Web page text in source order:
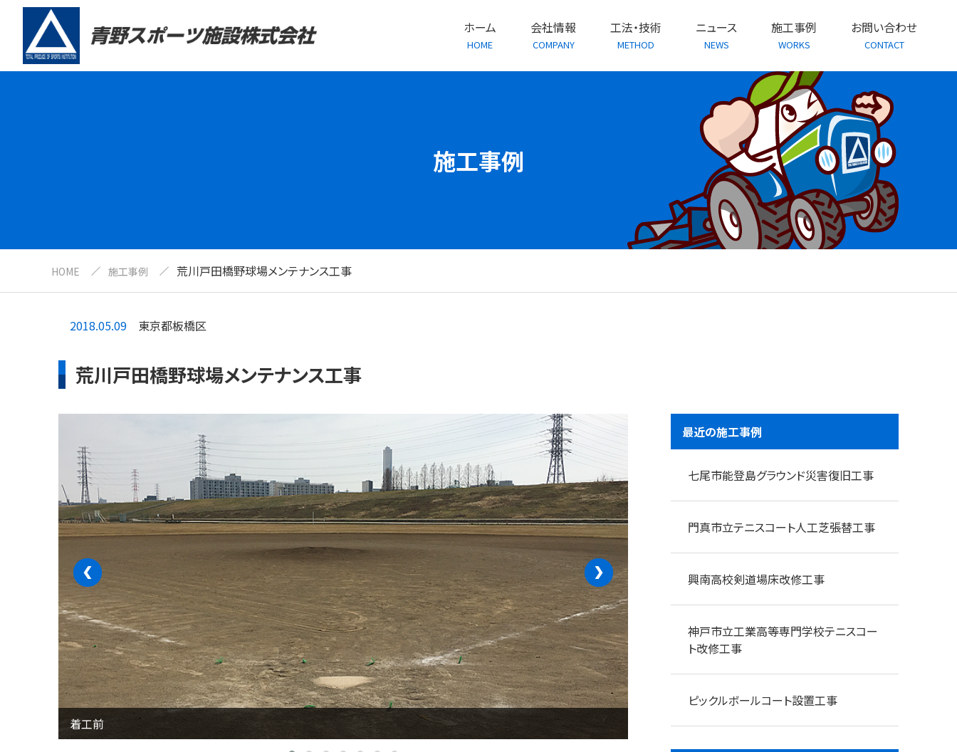
ホーム
HOME
会社情報
COMPANY
工法・技術
METHOD
ニュース
NEWS
施工事例
WORKS
お問い合わせ
CONTACT
施工事例
HOME 施工事例 荒川戸田橋野球場メンテナンス工事
2018.05.09 東京都板橋区
荒川戸田橋野球場メンテナンス工事
フィールドアースアタッチメントにてメンテナンス カンナカッターアタッチメントで不陸修正
›
最近の施工事例
七尾市能登島グラウンド災害復旧工事
門真市立テニスコート人工芝張替工事
興南高校剣道場床改修工事
神戸市立工業高等専門学校テニスコー
ト改修工事
ピックルボールコート設置工事